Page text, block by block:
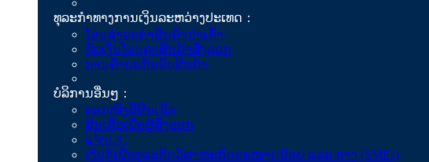
ທຸລະກຳທາງການເງິນລະຫວ່າງປະເທດ：
ໂອນຊໍາລະຄ່າສິນຄ້ານໍາເຂົ້າ
ຮັບເງິນໂອນຄ່າສິນຄ້າສົ່ງອອກ
ການຄ້ຳປະກັນຮັບສິນຄ້າ
ບໍລິການອື່ນໆ：
ອອກໜັງສືສິນເຊື່ອ
ສິນເຊື່ອເພື່ອຜູ້ສົ່ງອອກ
ແຈ້ງL/C
ເງິນກູ້ເພື່ອທຸລະກິດວິສາຫະກິດຂະໜາດນ້ອຍ ແລະ ກາງ (SMEs)